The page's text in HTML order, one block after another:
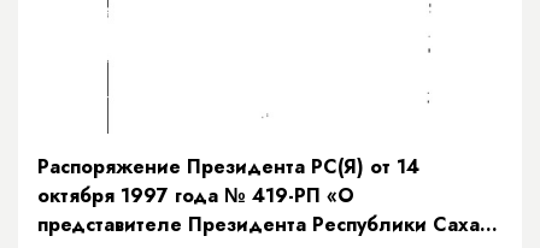
Распоряжение Президента РС(Я) от 14
октября 1997 года № 419-РП «О
представителе Президента Республики Саха